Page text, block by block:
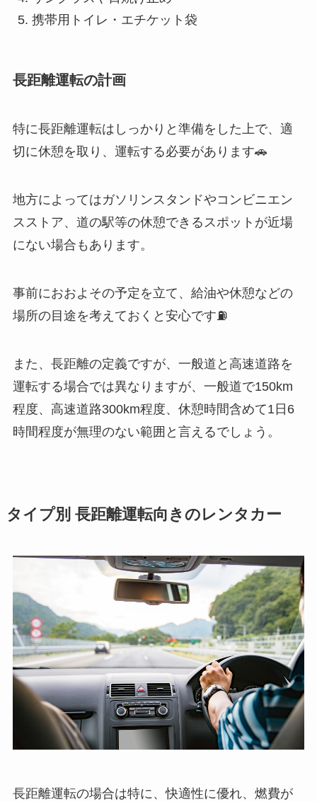
携帯用トイレ・エチケット袋
長距離運転の計画
特に長距離運転はしっかりと準備をした上で、適
切に休憩を取り、運転する必要があります🚗
地方によってはガソリンスタンドやコンビニエン
スストア、道の駅等の休憩できるスポットが近場
にない場合もあります。
事前におおよその予定を立て、給油や休憩などの
場所の目途を考えておくと安心です⛽
また、長距離の定義ですが、一般道と高速道路を
運転する場合では異なりますが、一般道で150km
程度、高速道路300km程度、休憩時間含めて1日6
時間程度が無理のない範囲と言えるでしょう。
タイプ別 長距離運転向きのレンタカー
長距離運転の場合は特に、快適性に優れ、燃費が